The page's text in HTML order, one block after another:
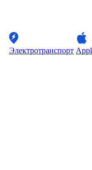
Электротранспорт